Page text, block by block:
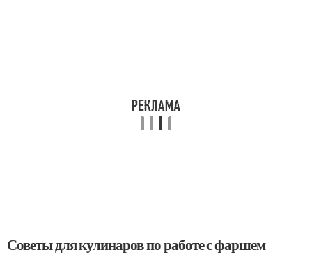
Советы для кулинаров по работе с фаршем